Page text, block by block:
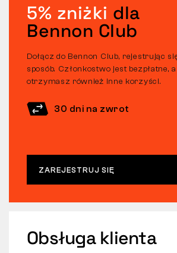
5% zniżki dla
Bennon Club
Dołącz do Bennon Club, rejestrując
sposób. Członkostwo jest bezpłatne,
otrzymasz również inne korzyści.
30 dni na zwrot
ZAREJESTRUJ SIĘ
Obsługa klienta